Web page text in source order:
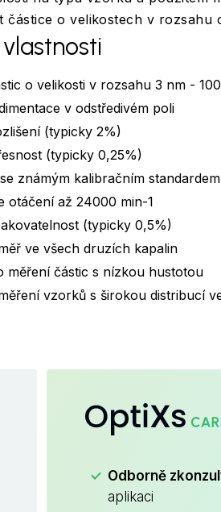
částice o velikostech v rozsahu
o velikosti v rozsahu 3 nm -
v odstředivém poli
(typicky 2%)
(typicky 0,25%)
známým kalibračním standardem
otáčení až 24000 min-1
(typicky 0,5%)
ve všech druzích kapalin
měření částic s nízkou hustotou
vzorků s širokou distribucí
OptiXs
Odborně
aplikaci